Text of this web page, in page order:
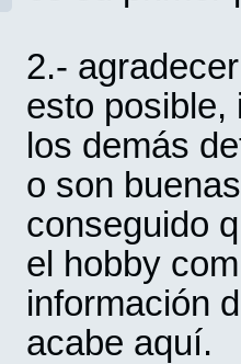
2.-
esto posible,
los demás
o son
conseguido
el hobby
información
acabe aquí.